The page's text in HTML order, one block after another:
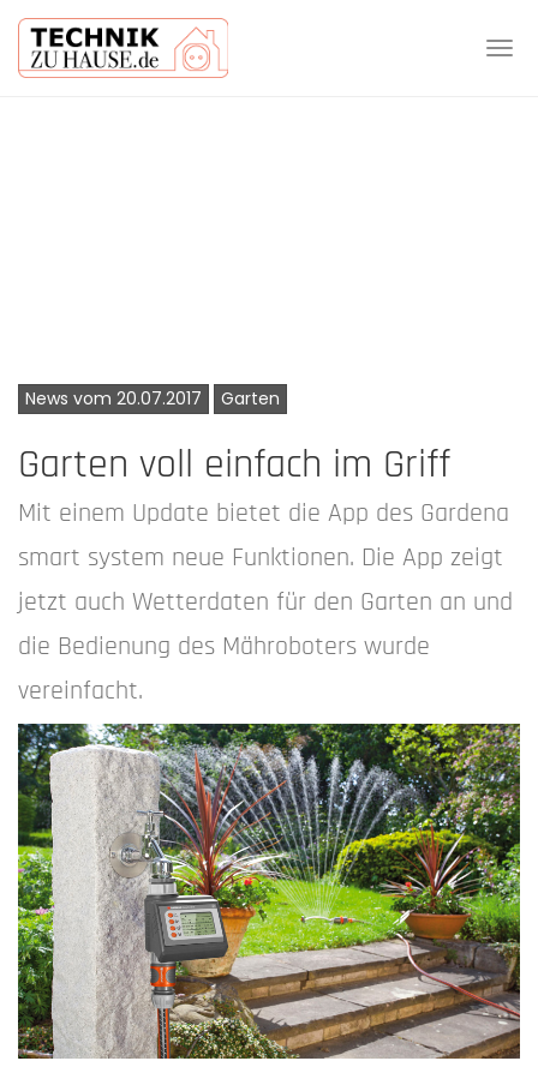
News vom 20.07.2017 Garten
Garten voll einfach im Griff
Mit einem Update bietet die App des Gardena
smart system neue Funktionen. Die App zeigt
jetzt auch Wetterdaten für den Garten an und
die Bedienung des Mähroboters wurde
vereinfacht.